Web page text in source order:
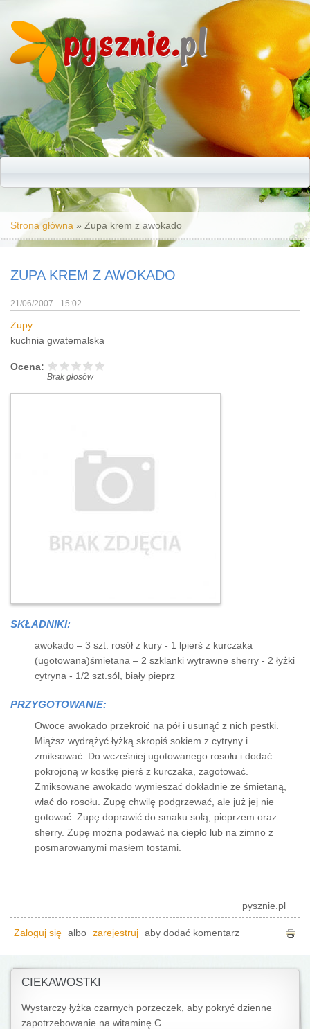
pysznie.pl
Jesteś tutaj
Strona główna » Zupa krem z awokado
ZUPA KREM Z AWOKADO
21/06/2007 - 15:02
Zupy
kuchnia gwatemalska
Ocena:
Brak głosów
SKŁADNIKI:
awokado – 3 szt. rosół z kury - 1 lpierś z kurczaka
(ugotowana)śmietana – 2 szklanki wytrawne sherry - 2 łyżki
cytryna - 1/2 szt.sól, biały pieprz
PRZYGOTOWANIE:
Owoce awokado przekroić na pół i usunąć z nich pestki.
Miąższ wydrążyć łyżką skropiś sokiem z cytryny i
zmiksować. Do wcześniej ugotowanego rosołu i dodać
pokrojoną w kostkę pierś z kurczaka, zagotować.
Zmiksowane awokado wymieszać dokładnie ze śmietaną,
wlać do rosołu. Zupę chwilę podgrzewać, ale już jej nie
gotować. Zupę doprawić do smaku solą, pieprzem oraz
sherry. Zupę można podawać na ciepło lub na zimno z
posmarowanymi masłem tostami.
pysznie.pl
Zaloguj się albo zarejestruj aby dodać komentarz
CIEKAWOSTKI
Wystarczy łyżka czarnych porzeczek, aby pokryć dzienne
zapotrzebo­wanie na witaminę C.